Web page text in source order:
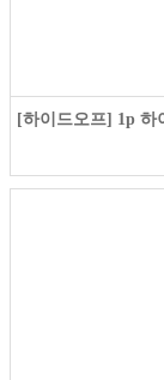
[하이드오프] 1p 하